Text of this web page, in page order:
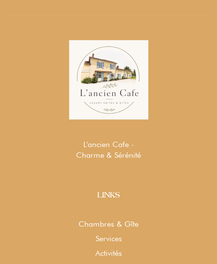
L'ancien Cafe -
Charme & Sérénité
LINKS
Chambres & Gîte
Services
Activités